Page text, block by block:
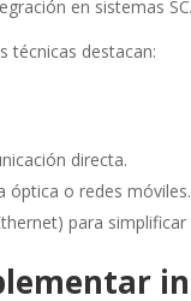
en sistemas
técnicas destacan:
directa.
óptica o redes móviles.
para simplificar